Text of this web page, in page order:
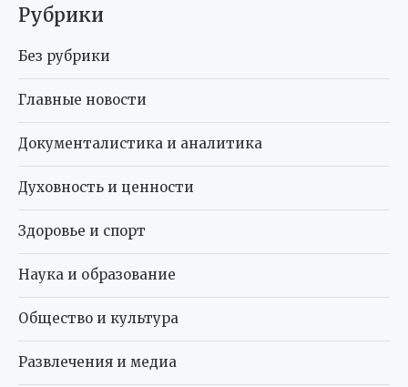
Рубрики
Без рубрики
Главные новости
Документалистика и аналитика
Духовность и ценности
Здоровье и спорт
Наука и образование
Общество и культура
Развлечения и медиа